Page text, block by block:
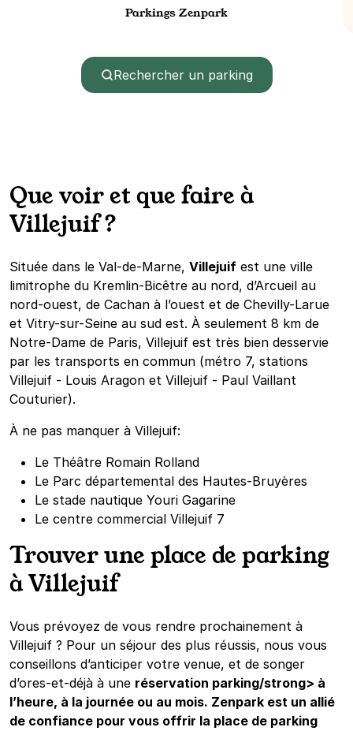
Parkings Zenpark
Rechercher un parking
Que voir et que faire à
Villejuif ?
Située dans le Val-de-Marne, Villejuif est une ville
limitrophe du Kremlin-Bicêtre au nord, d’Arcueil au
nord-ouest, de Cachan à l’ouest et de Chevilly-Larue
et Vitry-sur-Seine au sud est. À seulement 8 km de
Notre-Dame de Paris, Villejuif est très bien desservie
par les transports en commun (métro 7, stations
Villejuif - Louis Aragon et Villejuif - Paul Vaillant
Couturier).
À ne pas manquer à Villejuif:
Le Théâtre Romain Rolland
Le Parc départemental des Hautes-Bruyères
Le stade nautique Youri Gagarine
Le centre commercial Villejuif 7
Trouver une place de parking
à Villejuif
Vous prévoyez de vous rendre prochainement à
Villejuif ? Pour un séjour des plus réussis, nous vous
conseillons d’anticiper votre venue, et de songer
d’ores-et-déjà à une réservation parking/strong> à
l’heure, à la journée ou au mois. Zenpark est un allié
de confiance pour vous offrir la place de parking